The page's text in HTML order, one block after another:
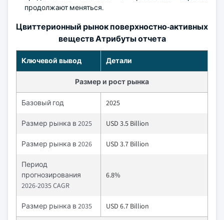
продолжают меняться.
Цвиттерионный рынок поверхностно-активных
веществ Атрибуты отчета
Ключевой вывод Детали
Размер и рост рынка
Базовый год 2025
Размер рынка в 2025 USD 3.5 Billion
Размер рынка в 2026 USD 3.7 Billion
Период
прогнозирования
2026-2035 CAGR
6.8%
Размер рынка в 2035 USD 6.7 Billion